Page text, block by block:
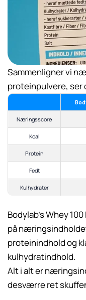
Sammenligner vi
proteinpulvere, ser
Næringsscore
Kcal
Protein
Fedt
Kulhydrater
Bodylab’s Whey
på
proteinindhold og
kulhydratindhold.
Alt i alt er
desværre ret